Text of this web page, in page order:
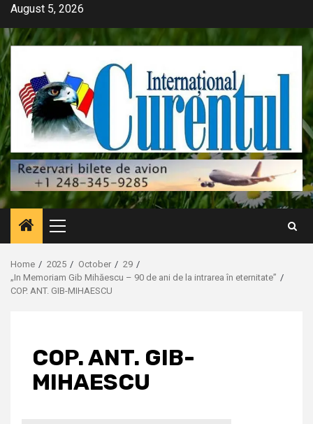
Skip
content
August 5, 2026
Primary
Menu
Home 2025 October
29
„In Memoriam Gib Mihăescu – 90 de ani de la intrarea în eternitate”
COP. ANT. GIB-MIHAESCU
COP. ANT. GIB-
MIHAESCU